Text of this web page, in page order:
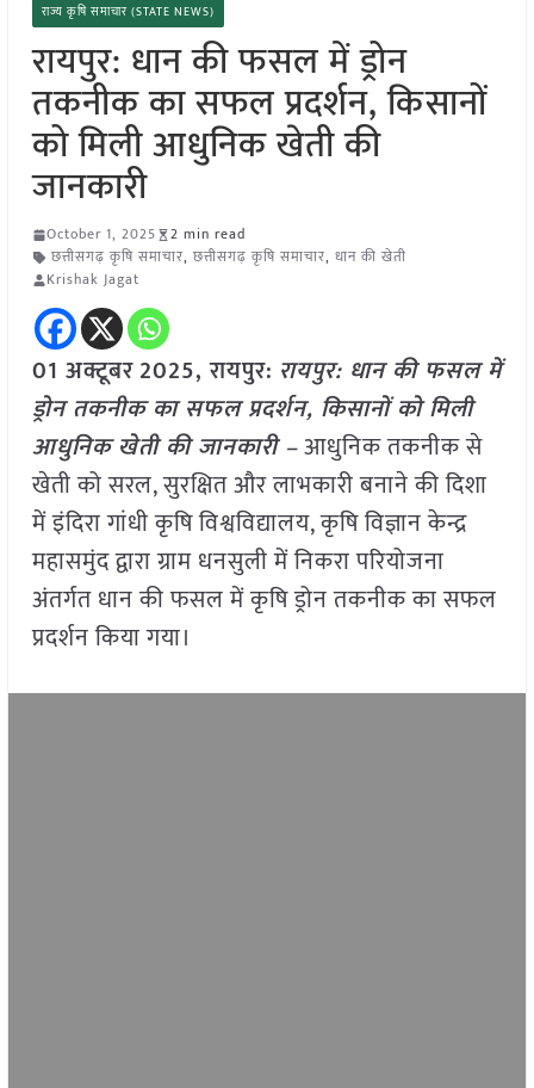
राज्य कृषि समाचार (STATE NEWS)
रायपुर: धान की फसल में ड्रोन
तकनीक का सफल प्रदर्शन, किसानों
को मिली आधुनिक खेती की
जानकारी
October 1, 2025
2 min read
छत्तीसगढ़ कृषि समाचार, छत्तीसगढ़ कृषि समाचार, धान की खेती
Krishak Jagat
01 अक्टूबर2025, रायपुर: रायपुर: धान की फसल में
ड्रोन तकनीक का सफल प्रदर्शन, किसानों को मिली
आधुनिक खेती की जानकारी –आधुनिक तकनीक से
खेती को सरल, सुरक्षित और लाभकारी बनाने की दिशा
में इंदिरा गांधी कृषि विश्वविद्यालय, कृषि विज्ञान केन्द्र
महासमुंद द्वारा ग्राम धनसुली में निकरा परियोजना
अंतर्गत धान की फसल में कृषि ड्रोन तकनीक का सफल
प्रदर्शन किया गया।